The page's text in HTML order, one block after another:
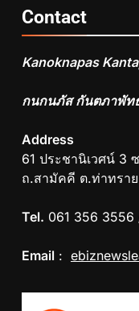
Contact
Kanoknapas
กนกนภัส กันตภาพัท
Address
61 ประชานิเวศน์ 3
ถ.สามัคคี ต.ท่าทราย
Tel. 061 356 3556
Email :